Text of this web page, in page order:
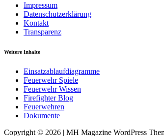
Impressum
Datenschutzerklärung
Kontakt
Transparenz
Weitere Inhalte
Einsatzablaufdiagramme
Feuerwehr Spiele
Feuerwehr Wissen
Firefighter Blog
Feuerwehren
Dokumente
Copyright © 2026 | MH Magazine WordPress